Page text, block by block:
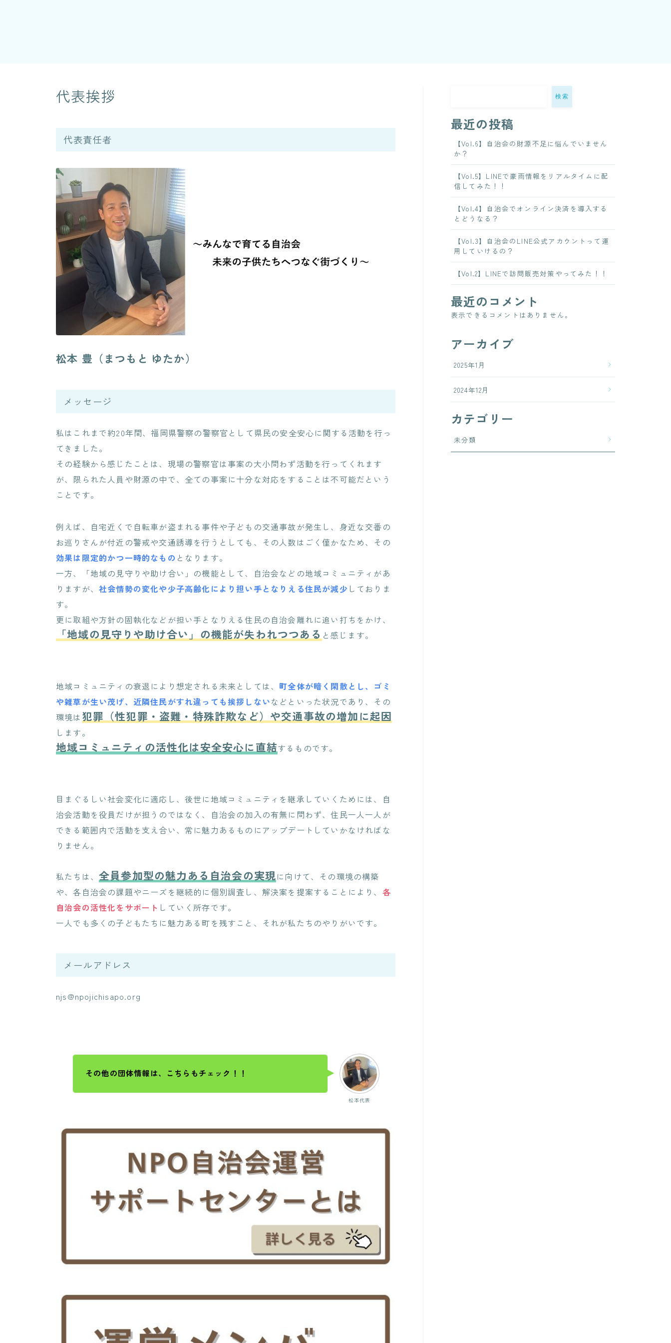
代表挨拶
代表責任者
松本 豊（まつもと ゆたか）
メッセージ
私はこれまで約20年間、福岡県警察の警察官として県民の安全安心に関する活動を行っ
てきました。
その経験から感じたことは、現場の警察官は事案の大小問わず活動を行ってくれます
が、限られた人員や財源の中で、全ての事案に十分な対応をすることは不可能だという
ことです。
例えば、自宅近くで自転車が盗まれる事件や子どもの交通事故が発生し、身近な交番の
お巡りさんが付近の警戒や交通誘導を行うとしても、その人数はごく僅かなため、その
効果は限定的かつ一時的なもの となります。
一方、「地域の見守りや助け合い」の機能として、自治会などの地域コミュニティがあ
りますが、 社会情勢の変化や少子高齢化により担い手となりえる住民が減少 しておりま
す。
更に取組や方針の固執化などが担い手となりえる住民の自治会離れに追い打ちをかけ、
「地域の見守りや助け合い」の機能が失われつつある と感じます。
地域コミュニティの衰退により想定される未来としては、 町全体が暗く閑散とし、ゴミ
や雑草が生い茂げ、近隣住民がすれ違っても挨拶しないなどといった状況であり、その
環境は 犯罪（性犯罪・盗難・特殊詐欺など）や交通事故の増加に起因
します。
地域コミュニティの活性化は安全安心に直結するものです。
目まぐるしい社会変化に適応し、後世に地域コミュニティを継承していくためには、自
治会活動を役員だけが担うのではなく、自治会の加入の有無に問わず、住民一人一人が
できる範囲内で活動を支え合い、常に魅力あるものにアップデートしていかなければな
りません。
私たちは、 全員参加型の魅力ある自治会の実現に向けて、その環境の構築
や、各自治会の課題やニーズを継続的に個別調査し、解決案を提案することにより、 各
自治会の活性化をサポート していく所存です。
一人でも多くの子どもたちに魅力ある町を残すこと、それが私たちのやりがいです。
メールアドレス
njs@npojichisapo.org
松本代表
その他の団体情報は、こちらもチェック！！
検索
最近の投稿
【Vol.6】自治会の財源不足に悩んでいません
か？
【Vol.5】LINEで豪雨情報をリアルタイムに配
信してみた！！
【Vol.4】自治会でオンライン決済を導入する
とどうなる？
【Vol.3】自治会のLINE公式アカウントって運
用していけるの？
【Vol.2】LINEで訪問販売対策やってみた！！
最近のコメント
表示できるコメントはありません。
アーカイブ
2025年1月
2024年12月
カテゴリー
未分類